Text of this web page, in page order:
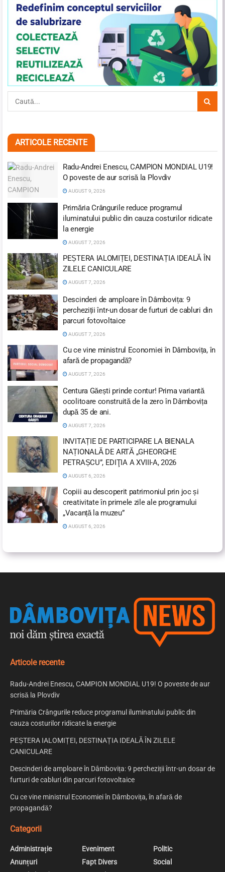
ARTICOLE RECENTE
Radu-Andrei Enescu, CAMPION MONDIAL U19!
O poveste de aur scrisă la Plovdiv
AUGUST 9, 2026
Primăria Crângurile reduce programul
iluminatului public din cauza costurilor ridicate
la energie
AUGUST 7, 2026
PEȘTERA IALOMIȚEI, DESTINAȚIA IDEALĂ ÎN
ZILELE CANICULARE
AUGUST 7, 2026
Descinderi de amploare în Dâmbovița: 9
percheziții într-un dosar de furturi de cabluri din
parcuri fotovoltaice
AUGUST 7, 2026
Cu ce vine ministrul Economiei în Dâmbovița, în
afară de propagandă?
AUGUST 7, 2026
Centura Găești prinde contur! Prima variantă
ocolitoare construită de la zero în Dâmbovița
după 35 de ani.
AUGUST 7, 2026
INVITAȚIE DE PARTICIPARE LA BIENALA
NAȚIONALĂ DE ARTĂ „GHEORGHE
PETRAȘCU”, EDIŢIA A XVIII-A, 2026
AUGUST 6, 2026
Copiii au descoperit patrimoniul prin joc și
creativitate în primele zile ale programului
„Vacanță la muzeu”
AUGUST 6, 2026
Articole recente
Radu-Andrei Enescu, CAMPION MONDIAL U19! O poveste de aur
scrisă la Plovdiv
Primăria Crângurile reduce programul iluminatului public din
cauza costurilor ridicate la energie
PEȘTERA IALOMIȚEI, DESTINAȚIA IDEALĂ ÎN ZILELE
CANICULARE
Descinderi de amploare în Dâmbovița: 9 percheziții într-un dosar de
furturi de cabluri din parcuri fotovoltaice
Cu ce vine ministrul Economiei în Dâmbovița, în afară de
propagandă?
Categorii
Administrație
Anunțuri
Eveniment
Fapt Divers
Politic
Social